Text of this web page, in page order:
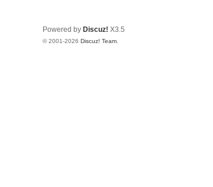
Powered by Discuz! X3.5
© 2001-2026 Discuz! Team